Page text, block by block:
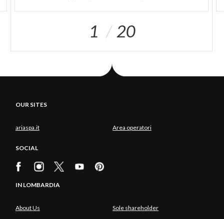
1 20
OUR SITES
ariaspa.it Area operatori
SOCIAL
IN LOMBARDIA
About Us Sole shareholder